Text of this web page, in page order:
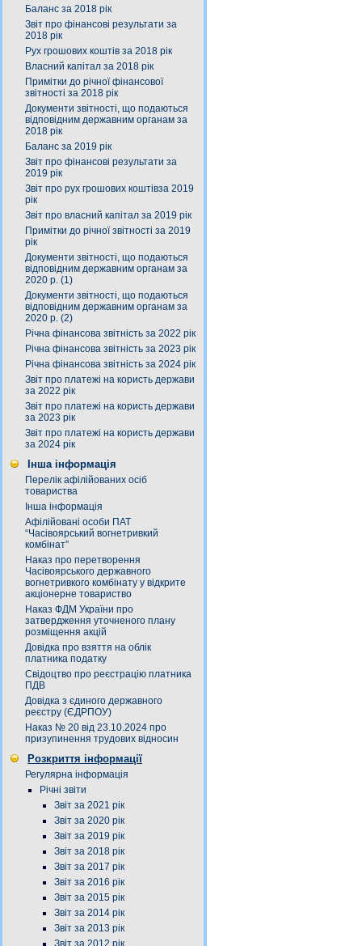
Баланс за 2018 рік
Звіт про фінансові результати за
2018 рік
Рух грошових коштів за 2018 рік
Власний капітал за 2018 рік
Примітки до річної фінансової
звітності за 2018 рік
Документи звітності, що подаються
відповідним державним органам за
2018 рік
Баланс за 2019 рік
Звіт про фінансові результати за
2019 рік
Звіт про рух грошових коштівза 2019
рік
Звіт про власний капітал за 2019 рік
Примітки до річної звітності за 2019
рік
Документи звітності, що подаються
відповідним державним органам за
2020 р. (1)
Документи звітності, що подаються
відповідним державним органам за
2020 р. (2)
Річна фінансова звітність за 2022 рік
Річна фінансова звітність за 2023 рік
Річна фінансова звітність за 2024 рік
Звіт про платежі на користь держави
за 2022 рік
Звіт про платежі на користь держави
за 2023 рік
Звіт про платежі на користь держави
за 2024 рік
Інша інформація
Перелік афілійованих осіб
товариства
Інша інформація
Афілійовані особи ПАТ
“Часівоярський вогнетривкий
комбінат”
Наказ про перетворення
Часівоярського державного
вогнетривкого комбінату у відкрите
акціонерне товариство
Наказ ФДМ України про
затвердження уточненого плану
розміщення акцій
Довідка про взяття на облік
платника податку
Свідоцтво про реєстрацію платника
ПДВ
Довідка з єдиного державного
реєстру (ЄДРПОУ)
Наказ № 20 від 23.10.2024 про
призупинення трудових відносин
Розкриття інформації
Регулярна інформація
Річні звіти
Звіт за 2021 рік
Звіт за 2020 рік
Звіт за 2019 рік
Звіт за 2018 рік
Звіт за 2017 рік
Звіт за 2016 рік
Звіт за 2015 рік
Звіт за 2014 рік
Звіт за 2013 рік
Звіт за 2012 рік